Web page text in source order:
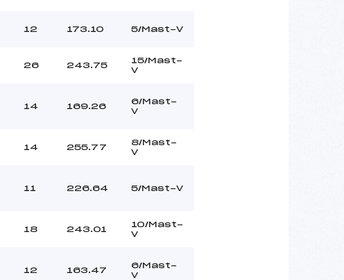
12 173.10 5/Mast-V
26 243.75
15/Mast-
V
14 169.26
6/Mast-
V
14 255.77
8/Mast-
V
11 226.64 5/Mast-V
18 243.01
10/Mast-
V
12 163.47
6/Mast-
V